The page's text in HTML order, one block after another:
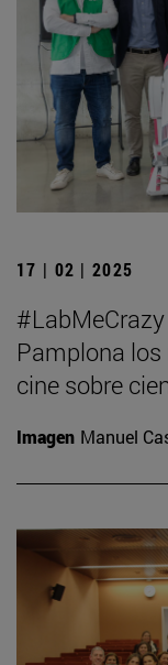
17 | 02 | 2025
Pamplona
cine sobre
Imagen Manuel